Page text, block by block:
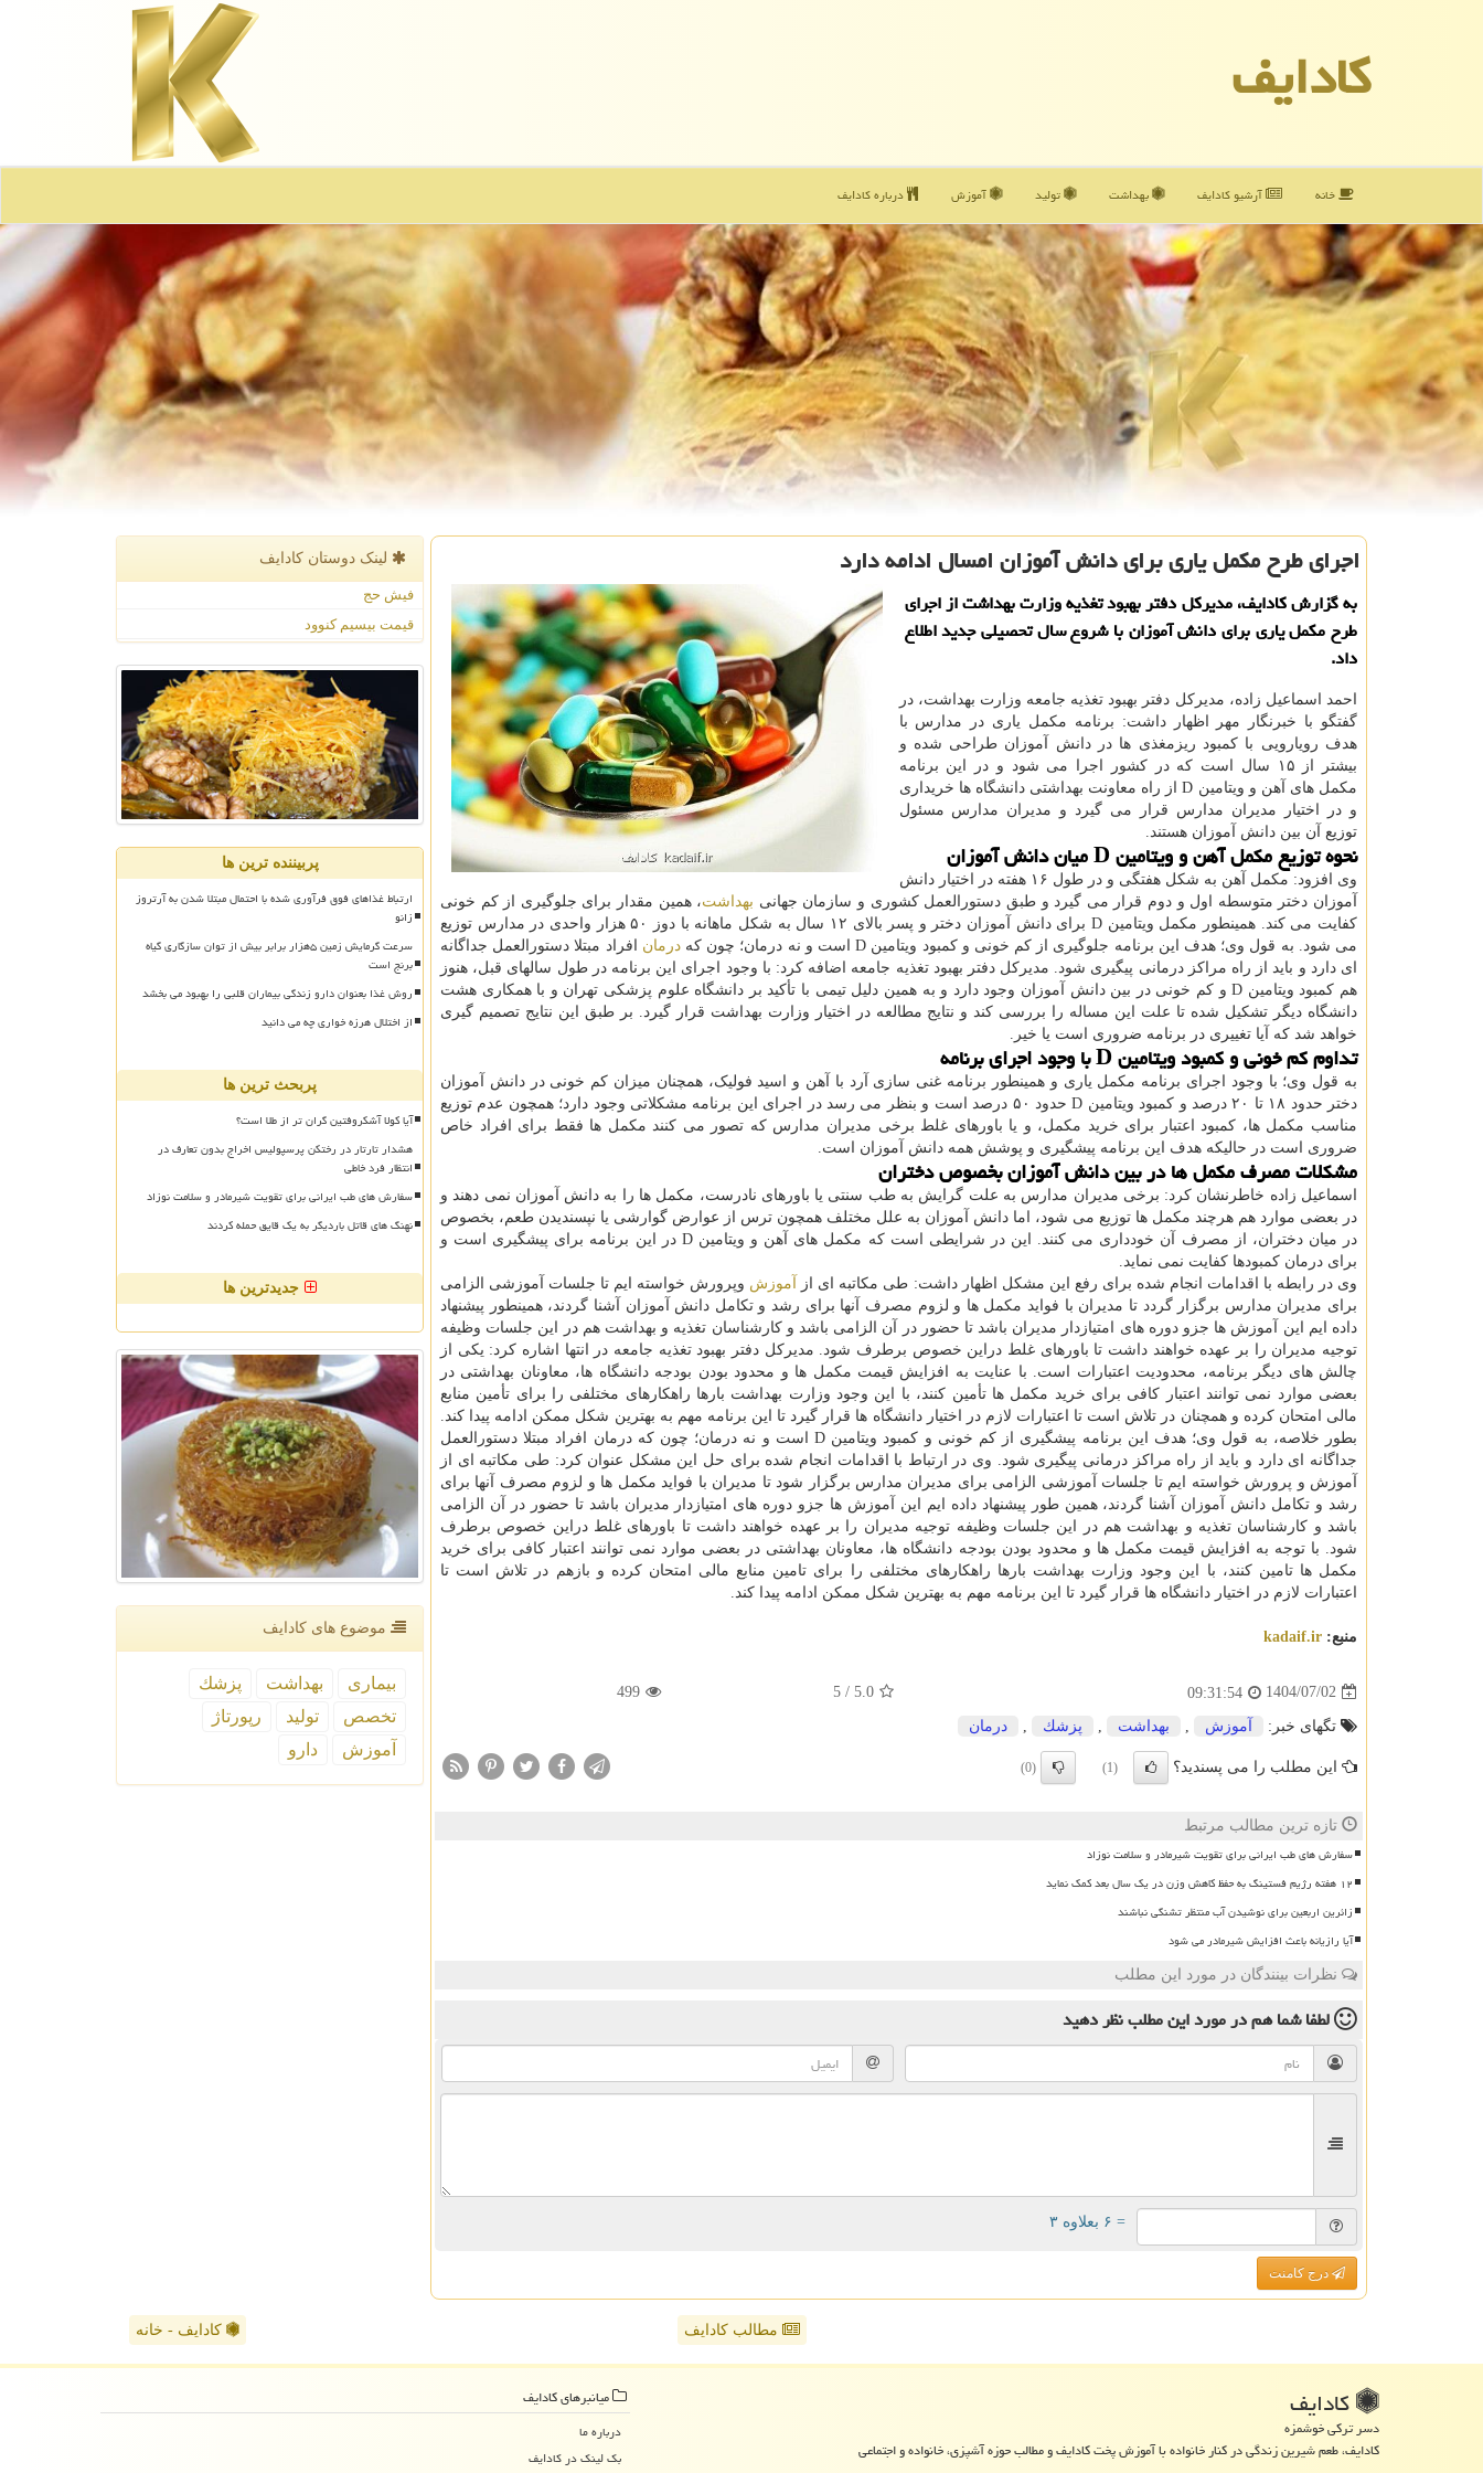
كادایف
خانه آرشیو كادایف بهداشت تولید آموزش درباره كادایف
اجرای طرح مکمل یاری برای دانش آموزان امسال ادامه دارد
به گزارش کادایف، مدیرکل دفتر بهبود تغذیه وزارت بهداشت از اجرای
طرح مکمل یاری برای دانش آموزان با شروع سال تحصیلی جدید اطلاع
داد.
احمد اسماعیل زاده، مدیرکل دفتر بهبود تغذیه جامعه وزارت بهداشت، در
گفتگو با خبرنگار مهر اظهار داشت: برنامه مکمل یاری در مدارس با
هدف رویارویی با کمبود ریزمغذی ها در دانش آموزان طراحی شده و
بیشتر از ۱۵ سال است که در کشور اجرا می شود و در این برنامه
مکمل های آهن و ویتامین D از راه معاونت بهداشتی دانشگاه ها خریداری
و در اختیار مدیران مدارس قرار می گیرد و مدیران مدارس مسئول
توزیع آن بین دانش آموزان هستند.
نحوه توزیع مکمل آهن و ویتامین D میان دانش آموزان
وی افزود: مکمل آهن به شکل هفتگی و در طول ۱۶ هفته در اختیار دانش
آموزان دختر متوسطه اول و دوم قرار می گیرد و طبق دستورالعمل کشوری و سازمان جهانی بهداشت، همین مقدار برای جلوگیری از کم خونی
کفایت می کند. همینطور مکمل ویتامین D برای دانش آموزان دختر و پسر بالای ۱۲ سال به شکل ماهانه با دوز ۵۰ هزار واحدی در مدارس توزیع
می شود. به قول وی؛ هدف این برنامه جلوگیری از کم خونی و کمبود ویتامین D است و نه درمان؛ چون که
درمان افراد مبتلا دستورالعمل جداگانه
ای دارد و باید از راه مراکز درمانی پیگیری شود. مدیرکل دفتر بهبود تغذیه جامعه اضافه کرد: با وجود اجرای این برنامه در طول سالهای قبل، هنوز
هم کمبود ویتامین D و کم خونی در بین دانش آموزان وجود دارد و به همین دلیل تیمی با تأکید بر دانشگاه علوم پزشکی تهران و با همکاری هشت
دانشگاه دیگر تشکیل شده تا علت این مساله را بررسی کند و نتایج مطالعه در اختیار وزارت بهداشت قرار گیرد. بر طبق این نتایج تصمیم گیری
خواهد شد که آیا تغییری در برنامه ضروری است یا خیر.
تداوم کم خونی و کمبود ویتامین D با وجود اجرای برنامه
به قول وی؛ با وجود اجرای برنامه مکمل یاری و همینطور برنامه غنی سازی آرد با آهن و اسید فولیک، همچنان میزان کم خونی در دانش آموزان
دختر حدود ۱۸ تا ۲۰ درصد و کمبود ویتامین D حدود ۵۰ درصد است و بنظر می رسد در اجرای این برنامه مشکلاتی وجود دارد؛ همچون عدم توزیع
مناسب مکمل ها، کمبود اعتبار برای خرید مکمل، و یا باورهای غلط برخی مدیران مدارس که تصور می کنند مکمل ها فقط برای افراد خاص
ضروری است در حالیکه هدف این برنامه پیشگیری و پوشش همه دانش آموزان است.
مشکلات مصرف مکمل ها در بین دانش آموزان بخصوص دختران
اسماعیل زاده خاطرنشان کرد: برخی مدیران مدارس به علت گرایش به طب سنتی یا باورهای نادرست، مکمل ها را به دانش آموزان نمی دهند و
در بعضی موارد هم هرچند مکمل ها توزیع می شود، اما دانش آموزان به علل مختلف همچون ترس از عوارض گوارشی یا نپسندیدن طعم، بخصوص
در میان دختران، از مصرف آن خودداری می کنند. این در شرایطی است که مکمل های آهن و ویتامین D در این برنامه برای پیشگیری است و
برای درمان کمبودها کفایت نمی نماید.
وی در رابطه با اقدامات انجام شده برای رفع این مشکل اظهار داشت: طی مکاتبه ای از
آموزش وپرورش خواسته ایم تا جلسات آموزشی الزامی
برای مدیران مدارس برگزار گردد تا مدیران با فواید مکمل ها و لزوم مصرف آنها برای رشد و تکامل دانش آموزان آشنا گردند، همینطور پیشنهاد
داده ایم این آموزش ها جزو دوره های امتیازدار مدیران باشد تا حضور در آن الزامی باشد و کارشناسان تغذیه و بهداشت هم در این جلسات وظیفه
توجیه مدیران را بر عهده خواهند داشت تا باورهای غلط دراین خصوص برطرف شود. مدیرکل دفتر بهبود تغذیه جامعه در انتها اشاره کرد: یکی از
چالش های دیگر برنامه، محدودیت اعتبارات است. با عنایت به افزایش قیمت مکمل ها و محدود بودن بودجه دانشگاه ها، معاونان بهداشتی در
بعضی موارد نمی توانند اعتبار کافی برای خرید مکمل ها تأمین کنند، با این وجود وزارت بهداشت بارها راهکارهای مختلفی را برای تأمین منابع
مالی امتحان کرده و همچنان در تلاش است تا اعتبارات لازم در اختیار دانشگاه ها قرار گیرد تا این برنامه مهم به بهترین شکل ممکن ادامه پیدا کند.
بطور خلاصه، به قول وی؛ هدف این برنامه پیشگیری از کم خونی و کمبود ویتامین D است و نه درمان؛ چون که درمان افراد مبتلا دستورالعمل
جداگانه ای دارد و باید از راه مراکز درمانی پیگیری شود. وی در ارتباط با اقدامات انجام شده برای حل این مشکل عنوان کرد: طی مکاتبه ای از
آموزش و پرورش خواسته ایم تا جلسات آموزشی الزامی برای مدیران مدارس برگزار شود تا مدیران با فواید مکمل ها و لزوم مصرف آنها برای
رشد و تکامل دانش آموزان آشنا گردند، همین طور پیشنهاد داده ایم این آموزش ها جزو دوره های امتیازدار مدیران باشد تا حضور در آن الزامی
باشد و کارشناسان تغذیه و بهداشت هم در این جلسات وظیفه توجیه مدیران را بر عهده خواهند داشت تا باورهای غلط دراین خصوص برطرف
شود. با توجه به افزایش قیمت مکمل ها و محدود بودن بودجه دانشگاه ها، معاونان بهداشتی در بعضی موارد نمی توانند اعتبار کافی برای خرید
مکمل ها تامین کنند، با این وجود وزارت بهداشت بارها راهکارهای مختلفی را برای تامین منابع مالی امتحان کرده و بازهم در تلاش است تا
اعتبارات لازم در اختیار دانشگاه ها قرار گیرد تا این برنامه مهم به بهترین شکل ممکن ادامه پیدا کند.
منبع: kadaif.ir
1404/07/02
09:31:54
5.0
/
5
499
تگهای خبر: آموزش , بهداشت , پزشك , درمان
این مطلب را می پسندید؟ (1)
(0)
تازه ترین مطالب مرتبط
سفارش های طب ایرانی برای تقویت شیرمادر و سلامت نوزاد
۱۲ هفته رژیم فستینگ به حفظ کاهش وزن در یک سال بعد کمک نماید
زائرین اربعین برای نوشیدن آب منتظر تشنگی نباشند
آیا رازیانه باعث افزایش شیرمادر می شود
نظرات بینندگان در مورد این مطلب
لطفا شما همدر مورد این مطلبنظر دهید
= ۶ بعلاوه ۳
درج کامنت
لینک دوستان كادایف
فیش حج
قیمت بیسیم کنوود
پربیننده ترین ها
ارتباط غذاهای فوق فرآوری شده با احتمال مبتلا شدن به آرتروز
زانو
سرعت گرمایش زمین ۵هزار برابر بیش از توان سازگاری گیاه
برنج است
روش غذا بعنوان دارو زندگی بیماران قلبی را بهبود می بخشد
از اختلال هرزه خواری چه می دانید
پربحث ترین ها
آیا کولا آشکروفتین گران تر از طلا است؟
هشدار تارتار در رختکن پرسپولیس اخراج بدون تعارف در
انتظار فرد خاطی
سفارش های طب ایرانی برای تقویت شیرمادر و سلامت نوزاد
نهنگ های قاتل باردیگر به یک قایق حمله کردند
جدیدترین ها
موضوع های كادایف
بیماری بهداشت
پزشك
تخصص
تولید
رپورتاژ
آموزش
دارو
مطالب کادایف کادایف - خانه
كادایف
دسر ترکی خوشمزه
کادایف، طعم شیرین زندگی در کنار خانواده با آموزش پخت کادایف و مطالب حوزه آشپزی، خانواده و اجتماعی
میانبرهای كادایف
درباره ما
بک لینک در كادایف